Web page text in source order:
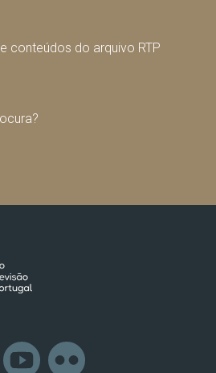
conteúdos do arquivo RTP